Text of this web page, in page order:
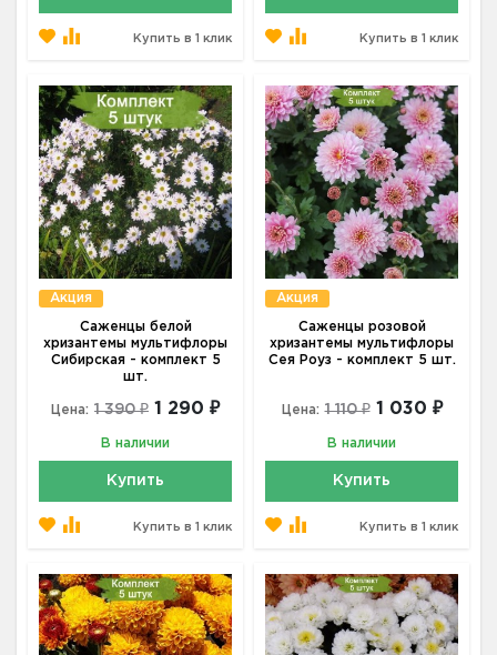
Купить в 1 клик Купить в 1 клик
Акция
Саженцы белой
хризантемы мультифлоры
Сибирская - комплект 5
шт.
Цена: 1 390 ₽ 1 290 ₽
В наличии
Купить
Купить в 1 клик
Акция
Саженцы розовой
хризантемы мультифлоры
Сея Роуз - комплект 5 шт.
Цена: 1 110 ₽ 1 030 ₽
В наличии
Купить
Купить в 1 клик